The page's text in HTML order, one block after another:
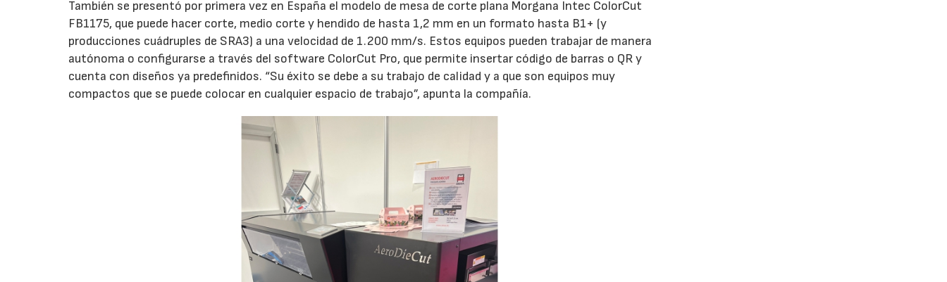
También se presentó por primera vez en España el modelo de mesa de corte plana Morgana Intec ColorCut
FB1175, que puede hacer corte, medio corte y hendido de hasta 1,2 mm en un formato hasta B1+ (y
producciones cuádruples de SRA3) a una velocidad de 1.200 mm/s. Estos equipos pueden trabajar de manera
autónoma o configurarse a través del software ColorCut Pro, que permite insertar código de barras o QR y
cuenta con diseños ya predefinidos. “Su éxito se debe a su trabajo de calidad y a que son equipos muy
compactos que se puede colocar en cualquier espacio de trabajo”, apunta la compañía.